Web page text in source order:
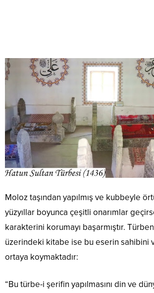
Moloz taşından yapılmış ve kubbeyle
yüzyıllar boyunca çeşitli onarımlar
karakterini korumayı başarmıştır.
üzerindeki kitabe ise bu eserin sahibini
ortaya koymaktadır:
“Bu türbe-i şerifin yapılmasını din ve